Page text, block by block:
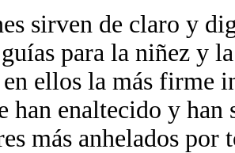
sirven de claro y
para la niñez y
ellos la más firme
han enaltecido y
más anhelados por